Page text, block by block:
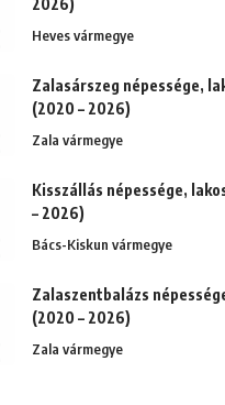
2026)
Heves vármegye
Zalasárszeg népessége,
(2020 – 2026)
Zala vármegye
Kisszállás népessége,
– 2026)
Bács-Kiskun vármegye
Zalaszentbalázs
(2020 – 2026)
Zala vármegye